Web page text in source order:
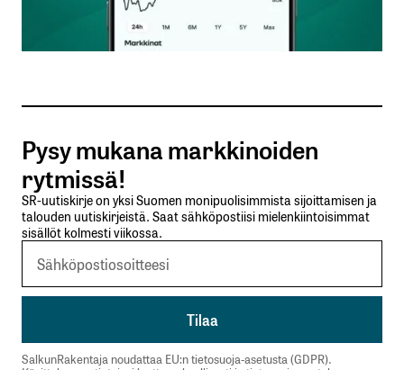
Sähköpostiosoitteesi
Tilaa SalkunRakentajan uutiskirje
Lähetä kommentti
Pysy mukana markkinoiden
rytmissä!
SR-uutiskirje on yksi Suomen monipuolisimmista sijoittamisen ja
talouden uutiskirjeistä. Saat sähköpostiisi mielenkiintoisimmat
sisällöt kolmesti viikossa.
SalkunRakentaja noudattaa EU:n tietosuoja-asetusta (GDPR).